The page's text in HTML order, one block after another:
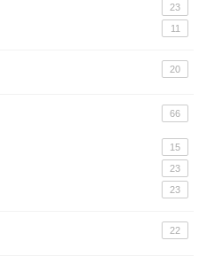
23
11
20
66
15
23
23
22